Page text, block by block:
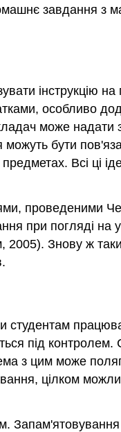
завдання з
інструкцію на
особливо
може надати
бути
Всі ці
проведеними
при погляді на
2005). Знову ж
студентам
під контролем.
з цим може
цілком